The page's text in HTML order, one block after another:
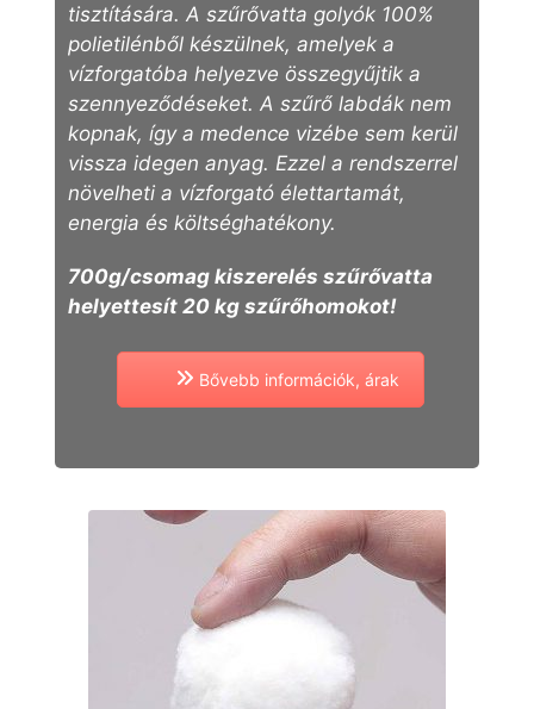
tisztítására. A szűrővatta golyók 100%
polietilénből készülnek, amelyek a
vízforgatóba helyezve összegyűjtik a
szennyeződéseket. A szűrő labdák nem
kopnak, így a medence vizébe sem kerül
vissza idegen anyag. Ezzel a rendszerrel
növelheti a vízforgató élettartamát,
energia és költséghatékony.
700g/csomag kiszerelés szűrővatta
helyettesít 20 kg szűrőhomokot!
Bővebb információk, árak